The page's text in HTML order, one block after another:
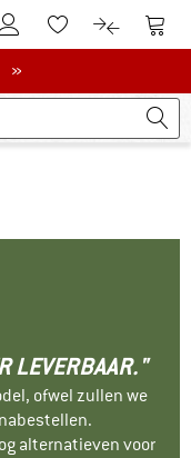
De klantenaccount
Naar deNaar de
»
LEVERBAAR."
ofwel zullen we
alternatieven voor